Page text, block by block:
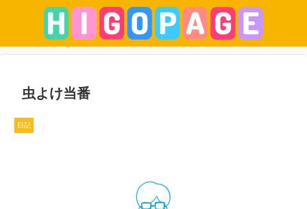
虫よけ当番
日記